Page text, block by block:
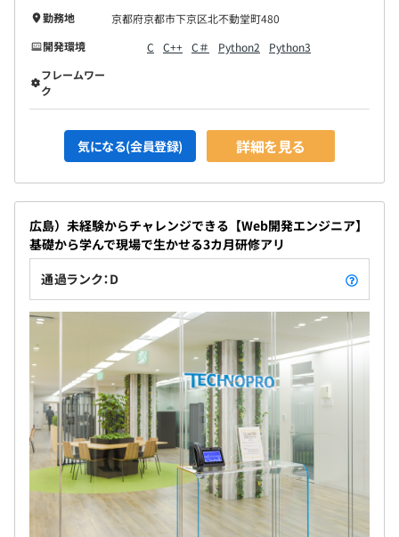
勤務地
京都府京都市下京区北不動堂町480
開発環境
C C++ C＃ Python2
Python3
フレームワー
ク
気になる(会員登録) 詳細を見る
広島）未経験からチャレンジできる【Web開発エンジニア】
基礎から学んで現場で生かせる3カ月研修アリ
通過ランク：D